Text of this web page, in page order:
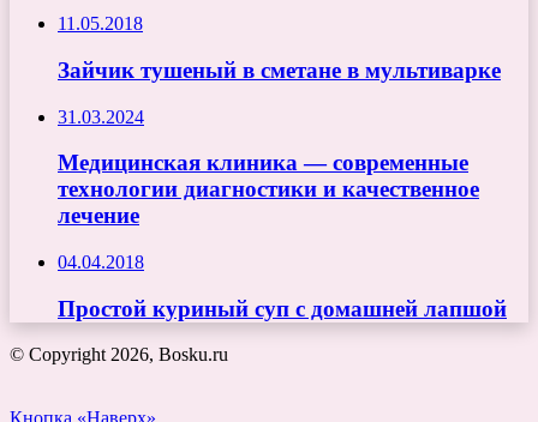
11.05.2018
Зайчик тушеный в сметане в мультиварке
31.03.2024
Медицинская клиника — современные
технологии диагностики и качественное
лечение
04.04.2018
Простой куриный суп с домашней лапшой
© Copyright 2026, Bosku.ru